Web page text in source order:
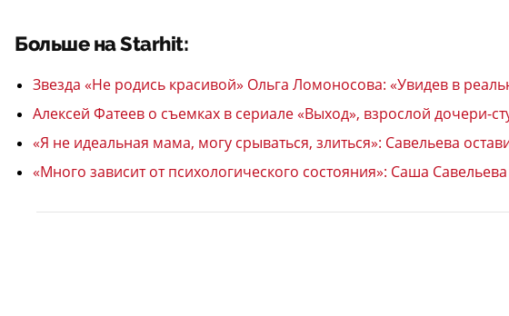
Больше на Starhit:
Звезда «Не родись красивой» Ольга Ломоносова: «Увидев в
Алексей Фатеев о съемках в сериале «Выход», взрослой дочери-
«Я не идеальная мама, могу срываться, злиться»: Савельева
«Много зависит от психологического состояния»: Саша